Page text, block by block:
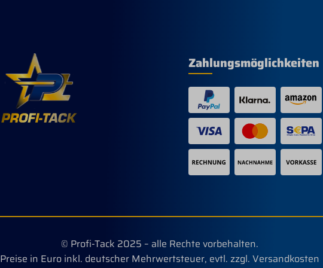
Gebrauch stets Etikett und
Produktinformationen
lesen!Wirkstoffe:Permethrin
0,5%Pyrethrine und
Pyrethroide 0,10
%PiperonylButoxid 1,0 %Spray
Zahlungsmöglichkeiten
© Profi-Tack 2025 – alle Rechte vorbehalten.
Preise in Euro inkl. deutscher Mehrwertsteuer, evtl. zzgl. Versandkosten